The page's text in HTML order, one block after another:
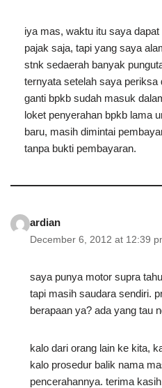
iya mas, waktu itu saya
pajak saja, tapi yang saya
stnk sedaerah banyak
ternyata setelah saya
ganti bpkb sudah masuk
loket penyerahan bpkb lama
baru, masih dimintai
tanpa bukti pembayaran.
ardian
December 6, 2012 at 12:39
saya punya motor supra
tapi masih saudara sendiri.
berapaan ya? ada yang tau
kalo dari orang lain ke kita,
kalo prosedur balik nama
pencerahannya. terima